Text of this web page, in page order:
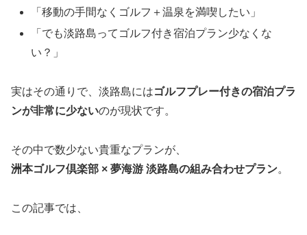
「移動の手間なくゴルフ＋温泉を満喫したい」
「でも淡路島ってゴルフ付き宿泊プラン少なくな
い？」
実はその通りで、淡路島にはゴルフプレー付きの宿泊プラ
ンが非常に少ないのが現状です。
その中で数少ない貴重なプランが、
洲本ゴルフ倶楽部 × 夢海游 淡路島の組み合わせプラン。
この記事では、